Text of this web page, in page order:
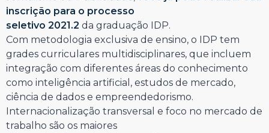
inscrição para o processo
seletivo 2021.2 da graduação IDP.
Com metodologia exclusiva de ensino, o IDP tem
grades curriculares multidisciplinares, que incluem
integração com diferentes áreas do conhecimento
como inteligência artificial, estudos de mercado,
ciência de dados e empreendedorismo.
Internacionalização transversal e foco no mercado de
trabalho são os maiores